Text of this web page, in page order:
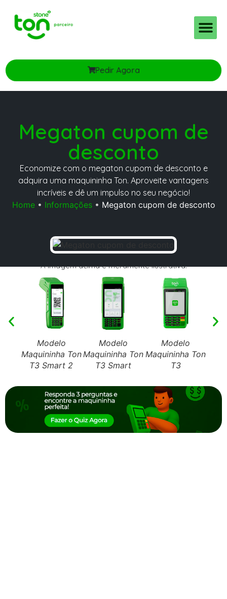
Pedir Agora
Megaton cupom de
desconto
Economize com o megaton cupom de desconto e
adquira uma maquininha Ton. Aproveite vantagens
incríveis e dê um impulso no seu negócio!
Home• Informações• Megaton cupom de desconto
A imagem acima é meramente ilustrativa.
Modelo
Maquininha Ton
T3 Smart 2
Modelo
Maquininha Ton
T3 Smart
Modelo
Maquininha Ton
T3